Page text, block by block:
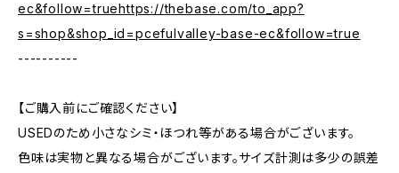
ec&follow=truehttps://thebase.com/to_app?
s=shop&shop_id=pcefulvalley-base-ec&follow=true
----------
【ご購入前にご確認ください】
USEDのため小さなシミ・ほつれ等がある場合がございます。
色味は実物と異なる場合がございます。サイズ計測は多少の誤差